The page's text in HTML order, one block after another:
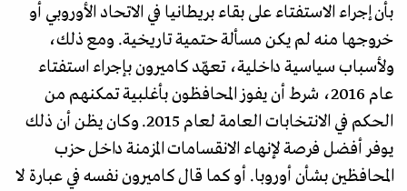
بأن إجراء الاستفتاء على بقاء بريطانيا في الاتحاد الأوروبي أو
خروجها منه لم يكن مسألة حتمية تاريخية. ومع ذلك،
ولأسباب سياسية داخلية، تعهّد كاميرون بإجراء استفتاء
عام 2016، شرط أن يفوز المحافظون بأغلبية تمكنهم من
الحكم في الانتخابات العامة لعام 2015. وكان يظن أن ذلك
يوفر أفضل فرصة لإنهاء الانقسامات المزمنة داخل حزب
المحافظين بشأن أوروبا. أو كما قال كاميرون نفسه في عبارة لا